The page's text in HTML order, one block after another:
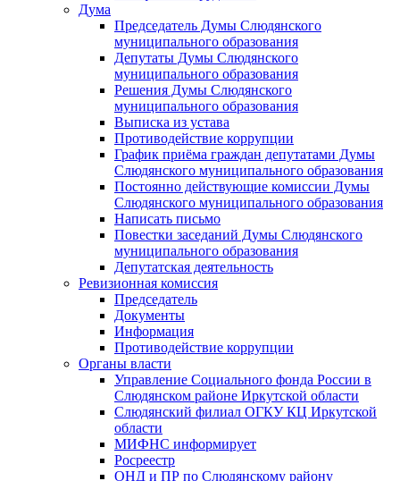
Дума
Председатель Думы Слюдянского
муниципального образования
Депутаты Думы Слюдянского
муниципального образования
Решения Думы Слюдянского
муниципального образования
Выписка из устава
Противодействие коррупции
График приёма граждан депутатами Думы
Слюдянского муниципального образования
Постоянно действующие комиссии Думы
Слюдянского муниципального образования
Написать письмо
Повестки заседаний Думы Слюдянского
муниципального образования
Депутатская деятельность
Ревизионная комиссия
Председатель
Документы
Информация
Противодействие коррупции
Органы власти
Управление Социального фонда России в
Слюдянском районе Иркутской области
Слюдянский филиал ОГКУ КЦ Иркутской
области
МИФНС информирует
Росреестр
ОНД и ПР по Слюдянскому району